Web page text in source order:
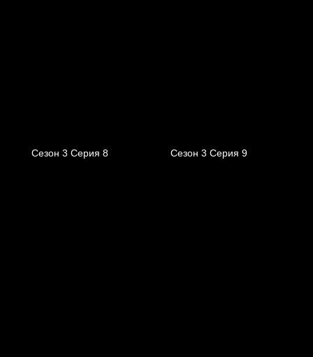
Сезон 3 Серия 8 Сезон 3 Серия 9